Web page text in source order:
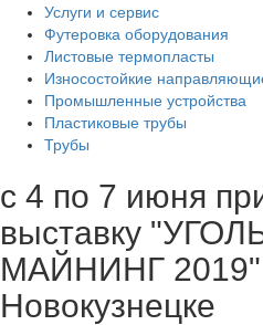
Услуги и сервис
Футеровка оборудования
Листовые термопласты
Износостойкие
Промышленные устройства
Пластиковые трубы
Трубы
с 4 по 7 июня
выставку
МАЙНИНГ
Новокузнецке